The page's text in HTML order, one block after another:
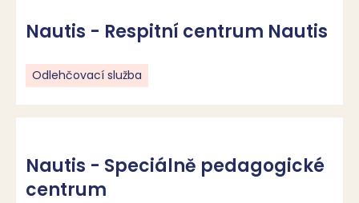
Nautis - Respitní centrum Nautis
Odlehčovací služba
Nautis - Speciálně pedagogické
centrum